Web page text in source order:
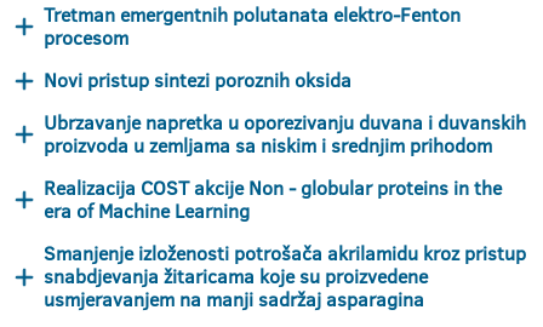
Tretman emergentnih polutanata elektro-Fenton
procesom
Novi pristup sintezi poroznih oksida
Ubrzavanje napretka u oporezivanju duvana i duvanskih
proizvoda u zemljama sa niskim i srednjim prihodom
Realizacija COST akcije Non - globular proteins in the
era of Machine Learning
Smanjenje izloženosti potrošača akrilamidu kroz pristup
snabdjevanja žitaricama koje su proizvedene
usmjeravanjem na manji sadržaj asparagina